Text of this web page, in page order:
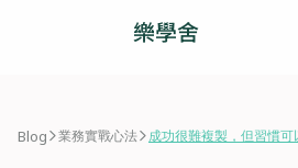
樂學舍
業務團隊
Blog>業務實戰心法> 成功很難複製，但習慣